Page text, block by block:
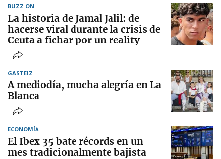
BUZZ ON
La historia de Jamal Jalil: de
hacerse viral durante la crisis de
Ceuta a fichar por un reality
GASTEIZ
A mediodía, mucha alegría en La
Blanca
ECONOMÍA
El Ibex 35 bate récords en un
mes tradicionalmente bajista